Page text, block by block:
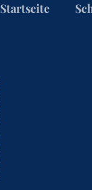
Startseite